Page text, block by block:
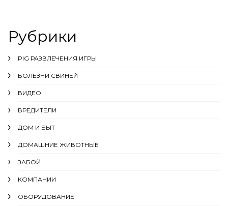
Рубрики
PIG РАЗВЛЕЧЕНИЯ ИГРЫ
БОЛЕЗНИ СВИНЕЙ
ВИДЕО
ВРЕДИТЕЛИ
ДОМ И БЫТ
ДОМАШНИЕ ЖИВОТНЫЕ
ЗАБОЙ
КОМПАНИИ
ОБОРУДОВАНИЕ